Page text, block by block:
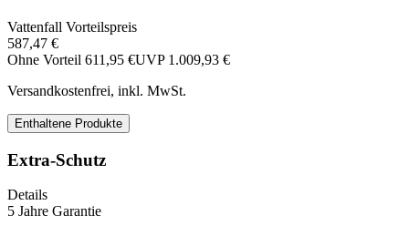
Vattenfall Vorteilspreis
587,47 €
Ohne Vorteil 611,95 €UVP 1.009,93 €
Versandkostenfrei, inkl. MwSt.
Enthaltene Produkte
Extra-Schutz
Details
5 Jahre Garantie